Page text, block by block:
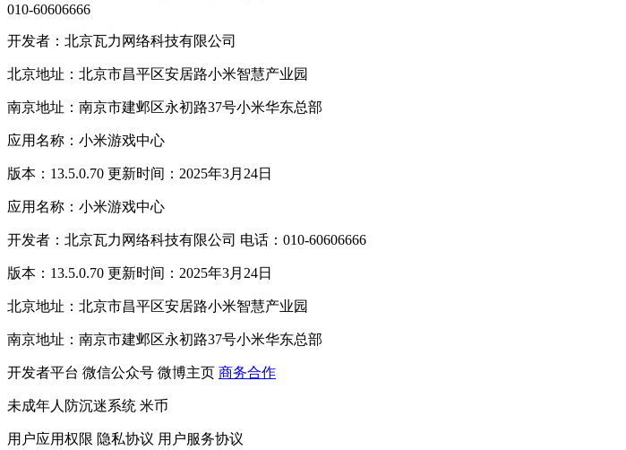
010-60606666
开发者：北京瓦力网络科技有限公司
北京地址：北京市昌平区安居路小米智慧产业园
南京地址：南京市建邺区永初路37号小米华东总部
应用名称：小米游戏中心
版本：13.5.0.70 更新时间：2025年3月24日
应用名称：小米游戏中心
开发者：北京瓦力网络科技有限公司 电话：010-60606666
版本：13.5.0.70 更新时间：2025年3月24日
北京地址：北京市昌平区安居路小米智慧产业园
南京地址：南京市建邺区永初路37号小米华东总部
开发者平台 微信公众号 微博主页 商务合作
未成年人防沉迷系统 米币
用户应用权限 隐私协议 用户服务协议